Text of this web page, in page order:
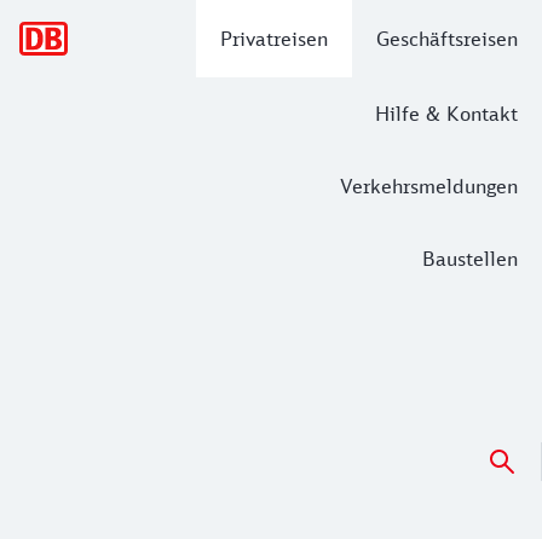
Privatreisen Geschäftsreisen
Hilfe & Kontakt
Verkehrsmeldungen
Baustellen